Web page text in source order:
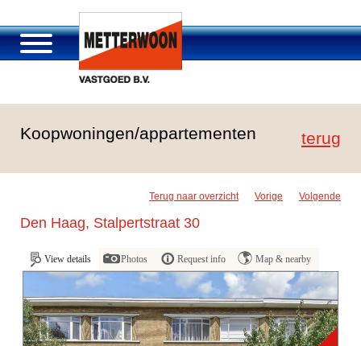
Portfolio
Koopwoningen/appartementen terug
Terug naar overzicht Vorige Volgende
Den Haag, Stalpertstraat 30
View details Photos Request info Map & nearby